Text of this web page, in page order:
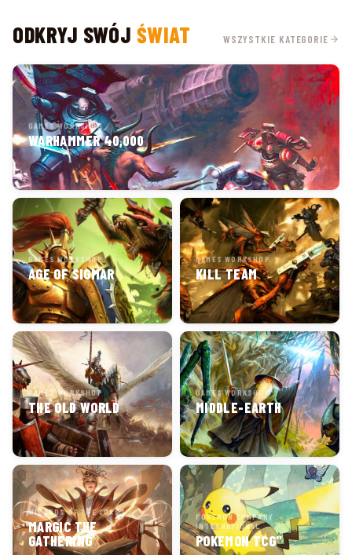
ODKRYJ SWÓJ ŚWIAT WSZYSTKIE KATEGORIE
GAMES WORKSHOP
WARHAMMER 40,000
GAMES WORKSHOP
AGE OF SIGMAR
GAMES WORKSHOP
KILL TEAM
GAMES WORKSHOP
THE OLD WORLD
GAMES WORKSHOP
MIDDLE-EARTH
WIZARDS OF THE COAST
MARGIC THE
GATHERING
POKEMON COMPANY
INTERNATIONAL
POKEMON TCG"